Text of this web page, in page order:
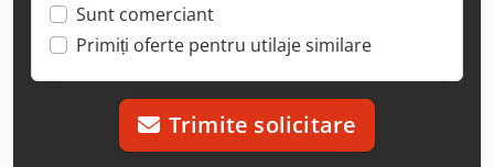
Sunt comerciant
Primiți oferte pentru utilaje similare
Trimite solicitare